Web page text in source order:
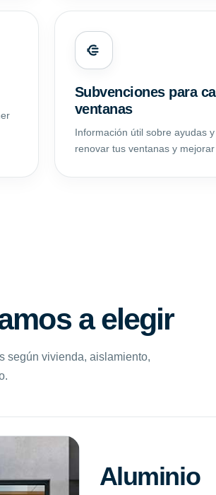
Subvenciones para
ventanas
Información útil sobre ayudas
renovar tus ventanas y mejorar
a elegir
según vivienda, aislamiento,
Aluminio